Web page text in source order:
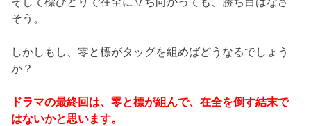
そう。
しかしもし、零と標がタッグを組めばどうなるでしょう
か？
ドラマの最終回は、零と標が組んで、在全を倒す結末で
はないかと思います。